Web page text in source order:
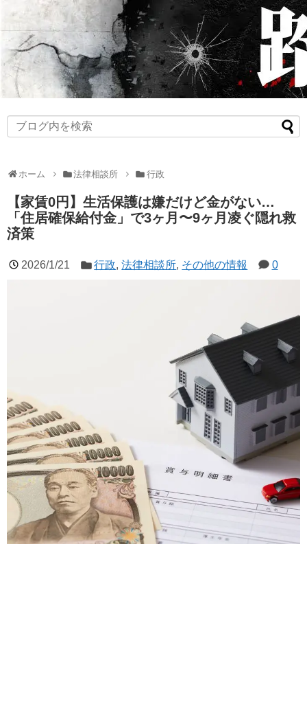
ホーム 法律相談所 行政
【家賃0円】生活保護は嫌だけど金がない…
「住居確保給付金」で3ヶ月〜9ヶ月凌ぐ隠れ救
済策
2026/1/21 行政,法律相談所, その他の情報 0